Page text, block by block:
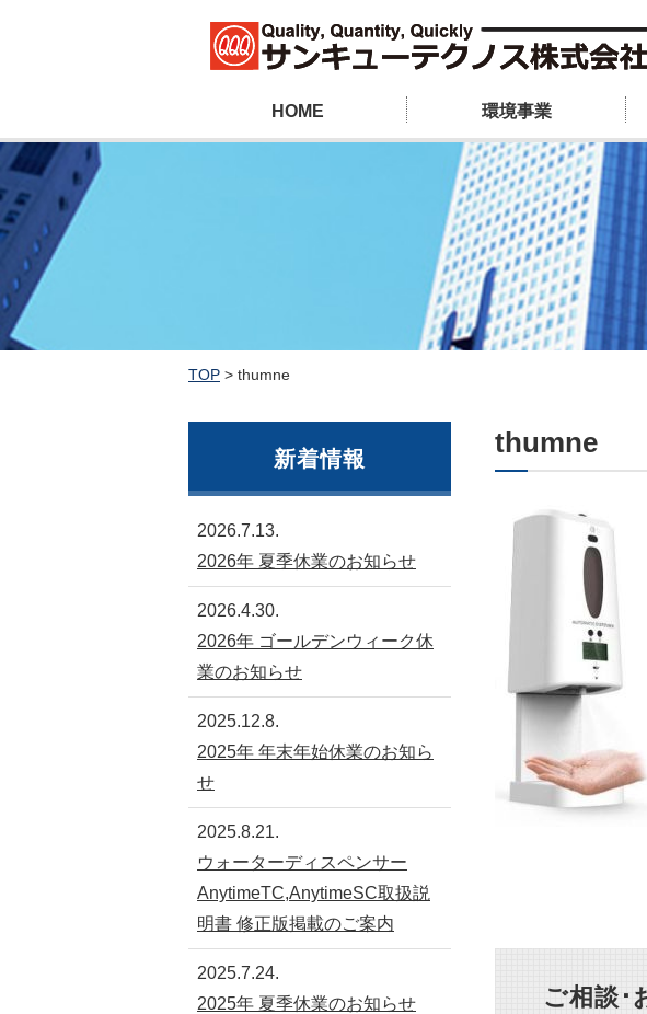
HOME 環境事業
TOP > thumne
thumne
ご相談･
新着情報
2026.7.13.
2026年 夏季休業のお知らせ
2026.4.30.
2026年 ゴールデンウィーク休
業のお知らせ
2025.12.8.
2025年 年末年始休業のお知ら
せ
2025.8.21.
ウォーターディスペンサー
AnytimeTC,AnytimeSC取扱説
明書 修正版掲載のご案内
2025.7.24.
2025年 夏季休業のお知らせ